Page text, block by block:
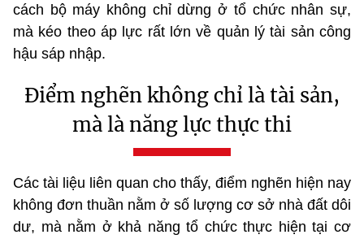
cách bộ máy không chỉ dừng ở tổ chức nhân sự,
mà kéo theo áp lực rất lớn về quản lý tài sản công
hậu sáp nhập.
Điểm nghẽn không chỉ là tài sản,
mà là năng lực thực thi
Các tài liệu liên quan cho thấy, điểm nghẽn hiện nay
không đơn thuần nằm ở số lượng cơ sở nhà đất dôi
dư, mà nằm ở khả năng tổ chức thực hiện tại cơ